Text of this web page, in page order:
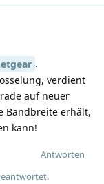
.
verdient
auf neuer
Bandbreite erhält,
kann!
Antworten